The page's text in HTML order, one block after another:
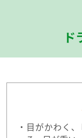
ド
目がかわく